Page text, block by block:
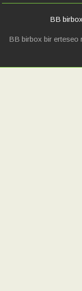
BB
BB birbox bir erteseo